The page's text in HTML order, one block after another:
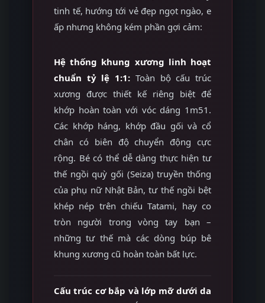
tinh tế, hướng tới vẻ đẹp ngọt ngào, e
ấp nhưng không kém phần gợi cảm:
Hệ thống khung xương linh hoạt
chuẩn tỷ lệ 1:1: Toàn bộ cấu trúc
xương được thiết kế riêng biệt để
khớp hoàn toàn với vóc dáng 1m51.
Các khớp háng, khớp đầu gối và cổ
chân có biên độ chuyển động cực
rộng. Bé có thể dễ dàng thực hiện tư
thế ngồi quỳ gối (Seiza) truyền thống
của phụ nữ Nhật Bản, tư thế ngồi bệt
khép nép trên chiếu Tatami, hay co
tròn người trong vòng tay bạn –
những tư thế mà các dòng búp bê
khung xương cũ hoàn toàn bất lực.
Cấu trúc cơ bắp và lớp mỡ dưới da